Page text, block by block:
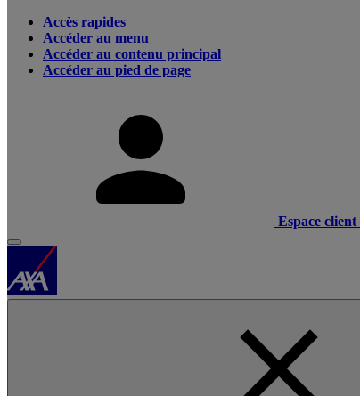
Accès rapides
Accéder au menu
Accéder au contenu principal
Accéder au pied de page
Espace client